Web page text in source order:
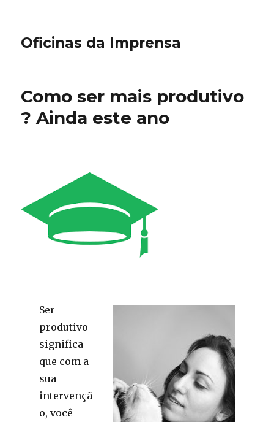
Oficinas da Imprensa
Como ser mais produtivo
? Ainda este ano
Ser
produtivo
significa
que com a
sua
intervençã
o, você